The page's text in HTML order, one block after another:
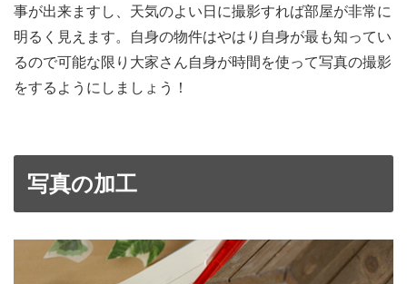
事が出来ますし、天気のよい日に撮影すれば部屋が非常に
明るく見えます。自身の物件はやはり自身が最も知ってい
るので可能な限り大家さん自身が時間を使って写真の撮影
をするようにしましょう！
写真の加工